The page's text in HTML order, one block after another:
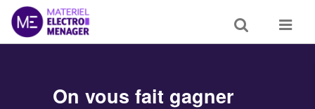
Toggle
search
Toggle
On vous fait gagner